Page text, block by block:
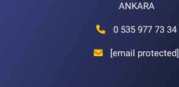
ANKARA
0 535 977 73 34
[email protected]